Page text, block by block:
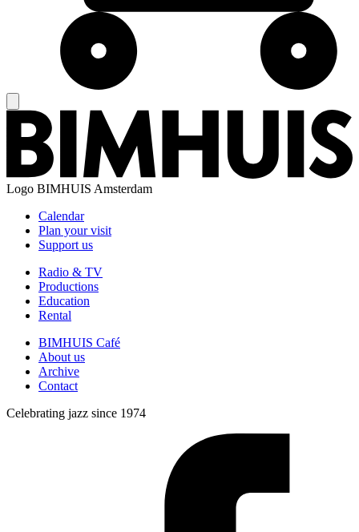
Logo BIMHUIS Amsterdam
Calendar
Plan your visit
Support us
Radio & TV
Productions
Education
Rental
BIMHUIS Café
About us
Archive
Contact
Celebrating jazz since 1974